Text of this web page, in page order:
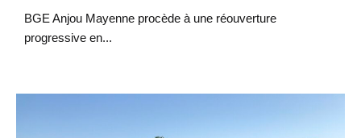
BGE Anjou Mayenne procède à une réouverture
progressive en...